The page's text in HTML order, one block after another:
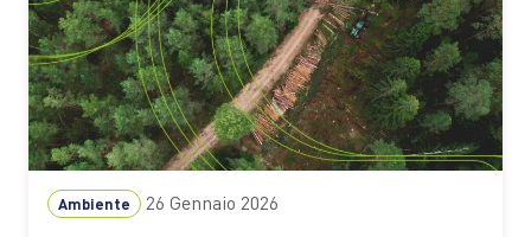
Ambiente 26 Gennaio 2026